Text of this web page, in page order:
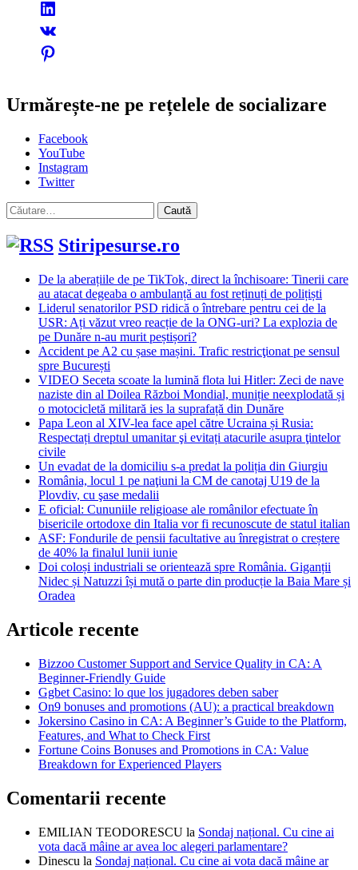
Urmărește-ne pe rețelele de socializare
Facebook
YouTube
Instagram
Twitter
Caută
după:
Stiripesurse.ro
De la aberațiile de pe TikTok, direct la închisoare: Tinerii care
au atacat degeaba o ambulanță au fost reținuți de polițiști
Liderul senatorilor PSD ridică o întrebare pentru cei de la
USR: Ați văzut vreo reacție de la ONG-uri? La explozia de
pe Dunăre n-au murit peștișori?
Accident pe A2 cu șase mașini. Trafic restricţionat pe sensul
spre București
VIDEO Seceta scoate la lumină flota lui Hitler: Zeci de nave
naziste din al Doilea Război Mondial, muniție neexplodată și
o motocicletă militară ies la suprafață din Dunăre
Papa Leon al XIV-lea face apel către Ucraina și Rusia:
Respectați dreptul umanitar şi evitați atacurile asupra ţintelor
civile
Un evadat de la domiciliu s-a predat la poliția din Giurgiu
România, locul 1 pe naţiuni la CM de canotaj U19 de la
Plovdiv, cu şase medalii
E oficial: Cununiile religioase ale românilor efectuate în
bisericile ortodoxe din Italia vor fi recunoscute de statul italian
ASF: Fondurile de pensii facultative au înregistrat o creștere
de 40% la finalul lunii iunie
Doi coloși industriali se orientează spre România. Giganții
Nidec și Natuzzi își mută o parte din producție la Baia Mare și
Oradea
Articole recente
Bizzoo Customer Support and Service Quality in CA: A
Beginner-Friendly Guide
Ggbet Casino: lo que los jugadores deben saber
On9 bonuses and promotions (AU): a practical breakdown
Jokersino Casino in CA: A Beginner’s Guide to the Platform,
Features, and What to Check First
Fortune Coins Bonuses and Promotions in CA: Value
Breakdown for Experienced Players
Comentarii recente
EMILIAN TEODORESCU la Sondaj național. Cu cine ai
vota dacă mâine ar avea loc alegeri parlamentare?
Dinescu la Sondaj național. Cu cine ai vota dacă mâine ar